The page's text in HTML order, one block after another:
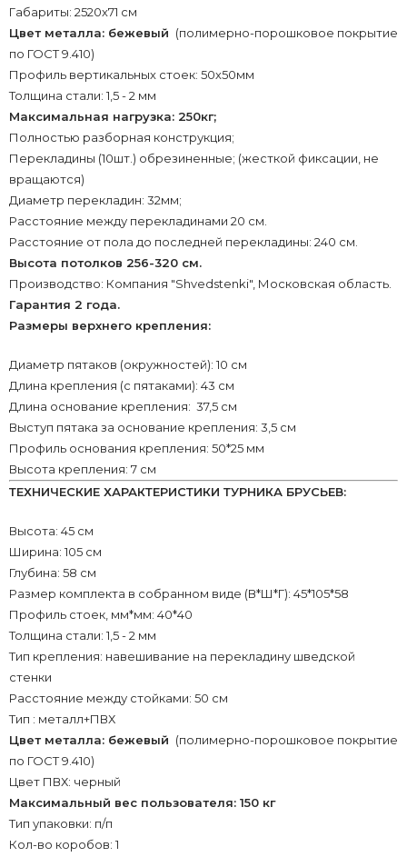
Габариты: 2520х71 см
Цвет металла: бежевый (полимерно-порошковое покрытие
по ГОСТ 9.410)
Профиль вертикальных стоек: 50х50мм
Толщина стали: 1,5 - 2 мм
Максимальная нагрузка: 250кг;
Полностью разборная конструкция;
Перекладины (10шт.) обрезиненные; (жесткой фиксации, не
вращаются)
Диаметр перекладин: 32мм;
Расстояние между перекладинами 20 см.
Расстояние от пола до последней перекладины: 240 см.
Высота потолков 256-320 см.
Производство: Компания "Shvedstenki", Московская область.
Гарантия 2 года.
​Размеры верхнего крепления:
Диаметр пятаков (окружностей): 10 см
Длина крепления (с пятаками): 43 см
Длина основание крепления: 37,5 см
Выступ пятака за основание крепления: 3,5 см
Профиль основания крепления: 50*25 мм
Высота крепления: 7 см
ТЕХНИЧЕСКИЕ ХАРАКТЕРИСТИКИ ТУРНИКА БРУСЬЕВ:
Высота: 45 см
Ширина: 105 см
Глубина: 58 см
Размер комплекта в собранном виде (В*Ш*Г): 45*105*58
Профиль стоек, мм*мм: 40*40
Толщина стали: 1,5 - 2 мм
Тип крепления: навешивание на перекладину шведской
стенки
Расстояние между стойками: 50 см
Тип : металл+ПВХ
Цвет металла: бежевый (полимерно-порошковое покрытие
по ГОСТ 9.410)
Цвет ПВХ: черный
Максимальный вес пользователя: 150 кг
Тип упаковки: п/п
Кол-во коробов: 1